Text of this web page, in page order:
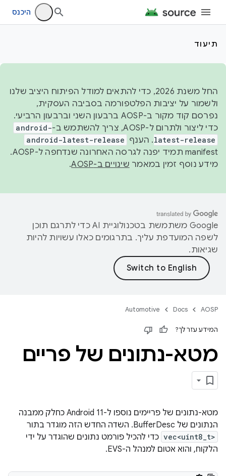
היכנס
תיעוד
החל משנת 2026, כדי להתאים למודל הפיתוח היציב שלנו
ולשמור על יציבות הפלטפורמה בסביבה העסקית,
נפרסם קוד מקור ב-AOSP ברבעון השני וברבעון הרביעי.
כדי ליצור ולתרום ל-AOSP, צריך להשתמש ב-
android-
latest-release. הענף android-latest-release
manifest תמיד יפנה לגרסה האחרונה שנדחפה ל-AOSP.
מידע נוסף זמין במאמר שינויים ב-AOSP .
‫Google משתמשת בטכנולוגיית AI כדי לתרגם תוכן
לשפה המועדפת עליך. בתרגומים כאלו עשויות להיות
שגיאות.
AOSP
Docs
Automotive
המידע עזר לך?
מטא-נתונים של פריים
מטא-נתונים של פריימים נוספו ל-Android 11 כחלק ממבנה
הנתונים של BufferDesc. השדה החדש הזה מוגדר בתור
vec<uint8_t> כדי להכיל פורמט נתונים שהוגדר על ידי
הלקוח, והוא אטום למנהל ה-EVS.